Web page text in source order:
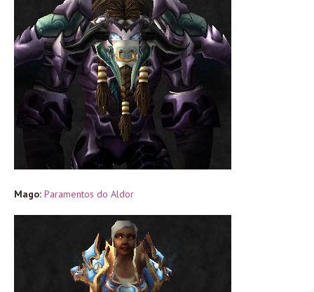
Mago: Paramentos do Aldor